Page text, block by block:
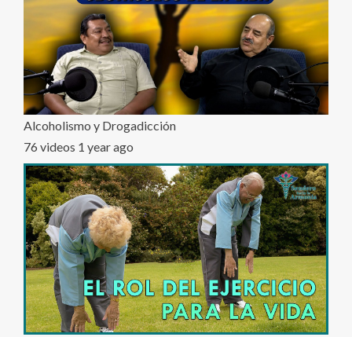
Alcoholismo y Drogadicción
76 videos 1 year ago